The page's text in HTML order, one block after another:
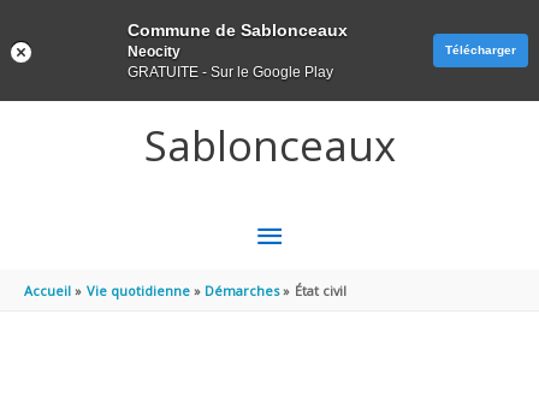
Sablonceaux
MENU
PRINCIPAL
Accueil Vie quotidienne Démarches État civil
Commune de Sablonceaux
Neocity
GRATUITE - Sur le Google Play
Télécharger